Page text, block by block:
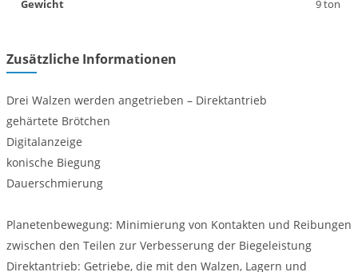
Gewicht
9 ton
Zusätzliche Informationen
Drei Walzen werden angetrieben – Direktantrieb
gehärtete Brötchen
Digitalanzeige
konische Biegung
Dauerschmierung
Planetenbewegung: Minimierung von Kontakten und Reibungen
zwischen den Teilen zur Verbesserung der Biegeleistung
Direktantrieb: Getriebe, die mit den Walzen, Lagern und